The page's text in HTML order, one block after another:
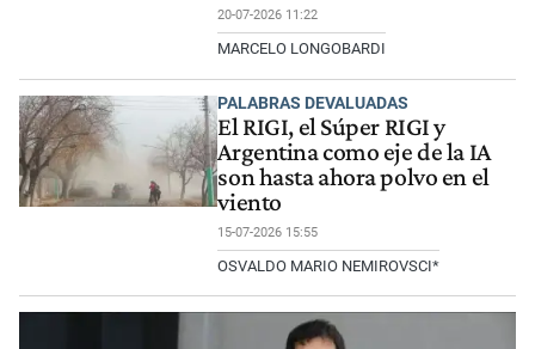
20-07-2026 11:22
MARCELO LONGOBARDI
PALABRAS DEVALUADAS
El RIGI, el Súper RIGI y
Argentina como eje de la IA
son hasta ahora polvo en el
viento
15-07-2026 15:55
OSVALDO MARIO NEMIROVSCI*